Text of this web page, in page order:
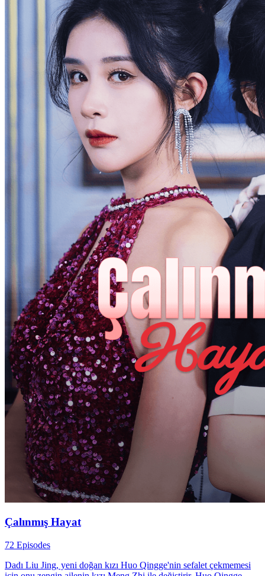
Çalınmış Hayat
72 Episodes
Dadı Liu Jing, yeni doğan kızı Huo Qingge'nin sefalet çekmemesi